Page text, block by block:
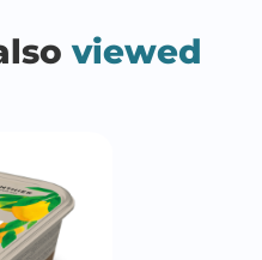
viewed